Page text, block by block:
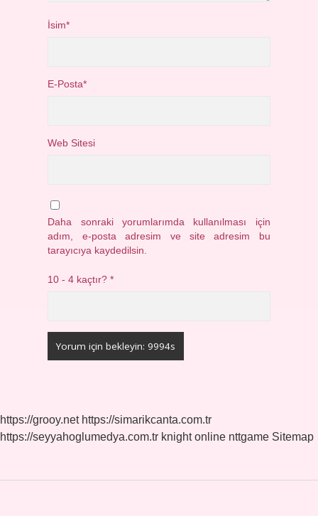
İsim*
E-Posta*
Web Sitesi
Daha sonraki yorumlarımda kullanılması için
adım, e-posta adresim ve site adresim bu
tarayıcıya kaydedilsin.
10 - 4 kaçtır?*
https://grooy.net https://simarikcanta.com.tr
https://seyyahoglumedya.com.tr knight online nttgame Sitemap